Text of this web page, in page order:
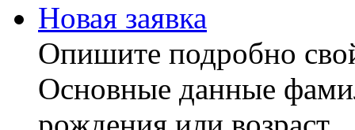
Новая заявка
Опишите подробно
Основные данные